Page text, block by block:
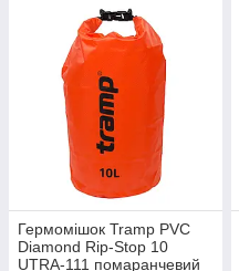
Гермомішок Tramp PVC
Diamond Rip-Stop 10
UTRA-111 помаранчевий